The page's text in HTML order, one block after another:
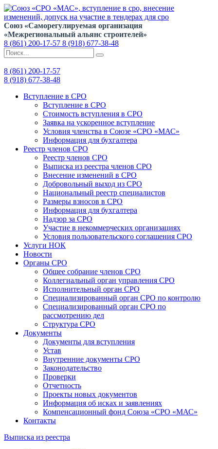
Союз «Саморегулируемая организация
«Межрегиональный альянс строителей»
8 (861) 200-17-57 8 (918) 677-38-48
8 (861) 200-17-57
8 (918) 677-38-48
Вступление в СРО
Вступление в СРО
Стоимость вступления в СРО
Заявка на ускоренное вступление
Условия членства в Союзе «СРО «МАС»
Информация для бухгалтера
Реестр членов СРО
Реестр членов СРО
Выписка из реестра членов СРО
Внесение изменений в СРО
Добровольный выход из СРО
Национальный реестр специалистов
Размеры взносов в СРО
Информация для бухгалтера
Надзор за СРО
Участие в некоммерческих организациях
Условия пользовательского соглашения СРО
Услуги НОК
Новости
Органы СРО
Общее собрание членов СРО
Коллегиальный орган управления СРО
Исполнительный орган СРО
Специализированный орган СРО по контролю
Специализированный орган СРО по
рассмотрению дел
Структура СРО
Документы
Документы для вступления
Устав
Внутренние документы СРО
Законодательство
Проверки
Отчетность
Проекты новых документов
Информация об исках и заявлениях
Компенсационный фонд Союза «СРО «МАС»
Контакты
Выписка из реестра